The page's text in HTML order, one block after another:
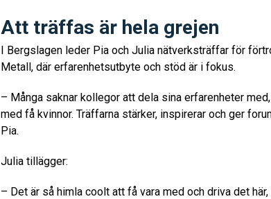
Att träffas är hela grejen
I Bergslagen leder Pia och Julia nätverksträffar för
Metall, där erfarenhetsutbyte och stöd är i fokus.
– Många saknar kollegor att dela sina erfarenheter
med få kvinnor. Träffarna stärker, inspirerar och ger
Pia.
Julia tillägger:
– Det är så himla coolt att få vara med och driva det